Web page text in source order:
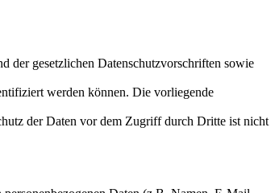
der gesetzlichen Datenschutzvorschriften sowie
werden können. Die vorliegende
der Daten vor dem Zugriff durch Dritte ist nicht